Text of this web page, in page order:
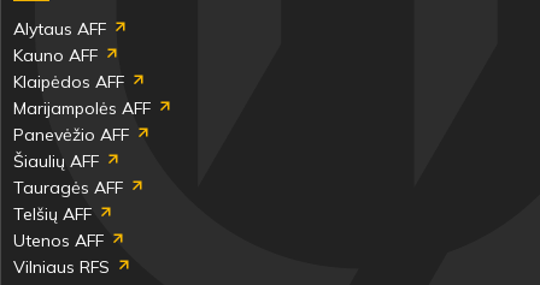
Alytaus AFF
Kauno AFF
Klaipėdos AFF
Marijampolės AFF
Panevėžio AFF
Šiaulių AFF
Tauragės AFF
Telšių AFF
Utenos AFF
Vilniaus RFS